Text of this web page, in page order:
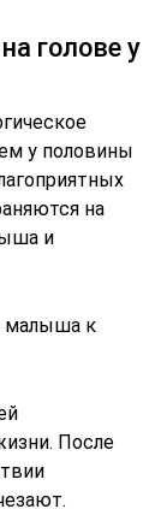
голове у
у половины
на
и
малыша к
После